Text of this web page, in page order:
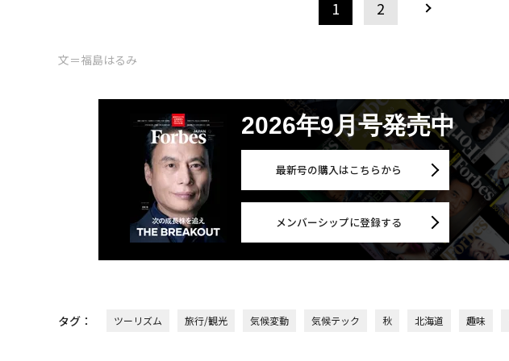
1 2
文＝福島はるみ
2026年9月号発売中
最新号の購入はこちらから
メンバーシップに登録する
タグ： ツーリズム 旅行/観光 気候変動 気候テック 秋 北海道 趣味